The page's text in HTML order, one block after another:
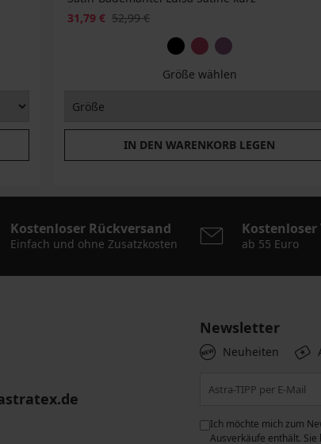
31,79 € 52,99 €
Größe wählen
IN DEN WARENKORB LEGEN
Kostenloser Rückversand
Einfach und ohne Zusatzkosten
Kostenloser
ab 55 Euro
Newsletter
Neuheiten
Ich möchte mich zum
Ausverkäufe enthält.